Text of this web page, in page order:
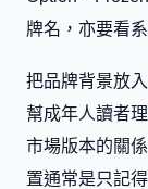
牌名，亦要看
把品牌背景放
幫成年人讀者
市場版本的關
置通常是只記